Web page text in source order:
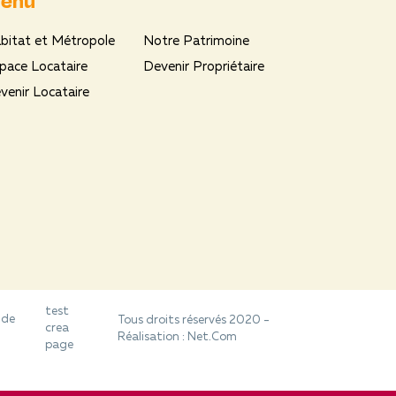
et Métropole
Locataire
Locataire
Notre Patrimoine
Devenir Propriétaire
test
crea
page
Tous droits réservés 2020 -
Réalisation : Net.Com